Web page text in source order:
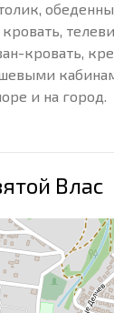
кровать,
кровать,
и на город.
Влас